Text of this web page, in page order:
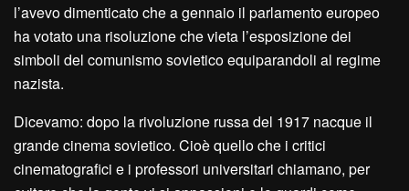
l’avevo dimenticato che a gennaio il parlamento europeo
ha votato una risoluzione che vieta l’esposizione dei
simboli del comunismo sovietico equiparandoli al regime
nazista.
Dicevamo: dopo la rivoluzione russa del 1917 nacque il
grande cinema sovietico. Cioè quello che i critici
cinematografici e i professori universitari chiamano, per